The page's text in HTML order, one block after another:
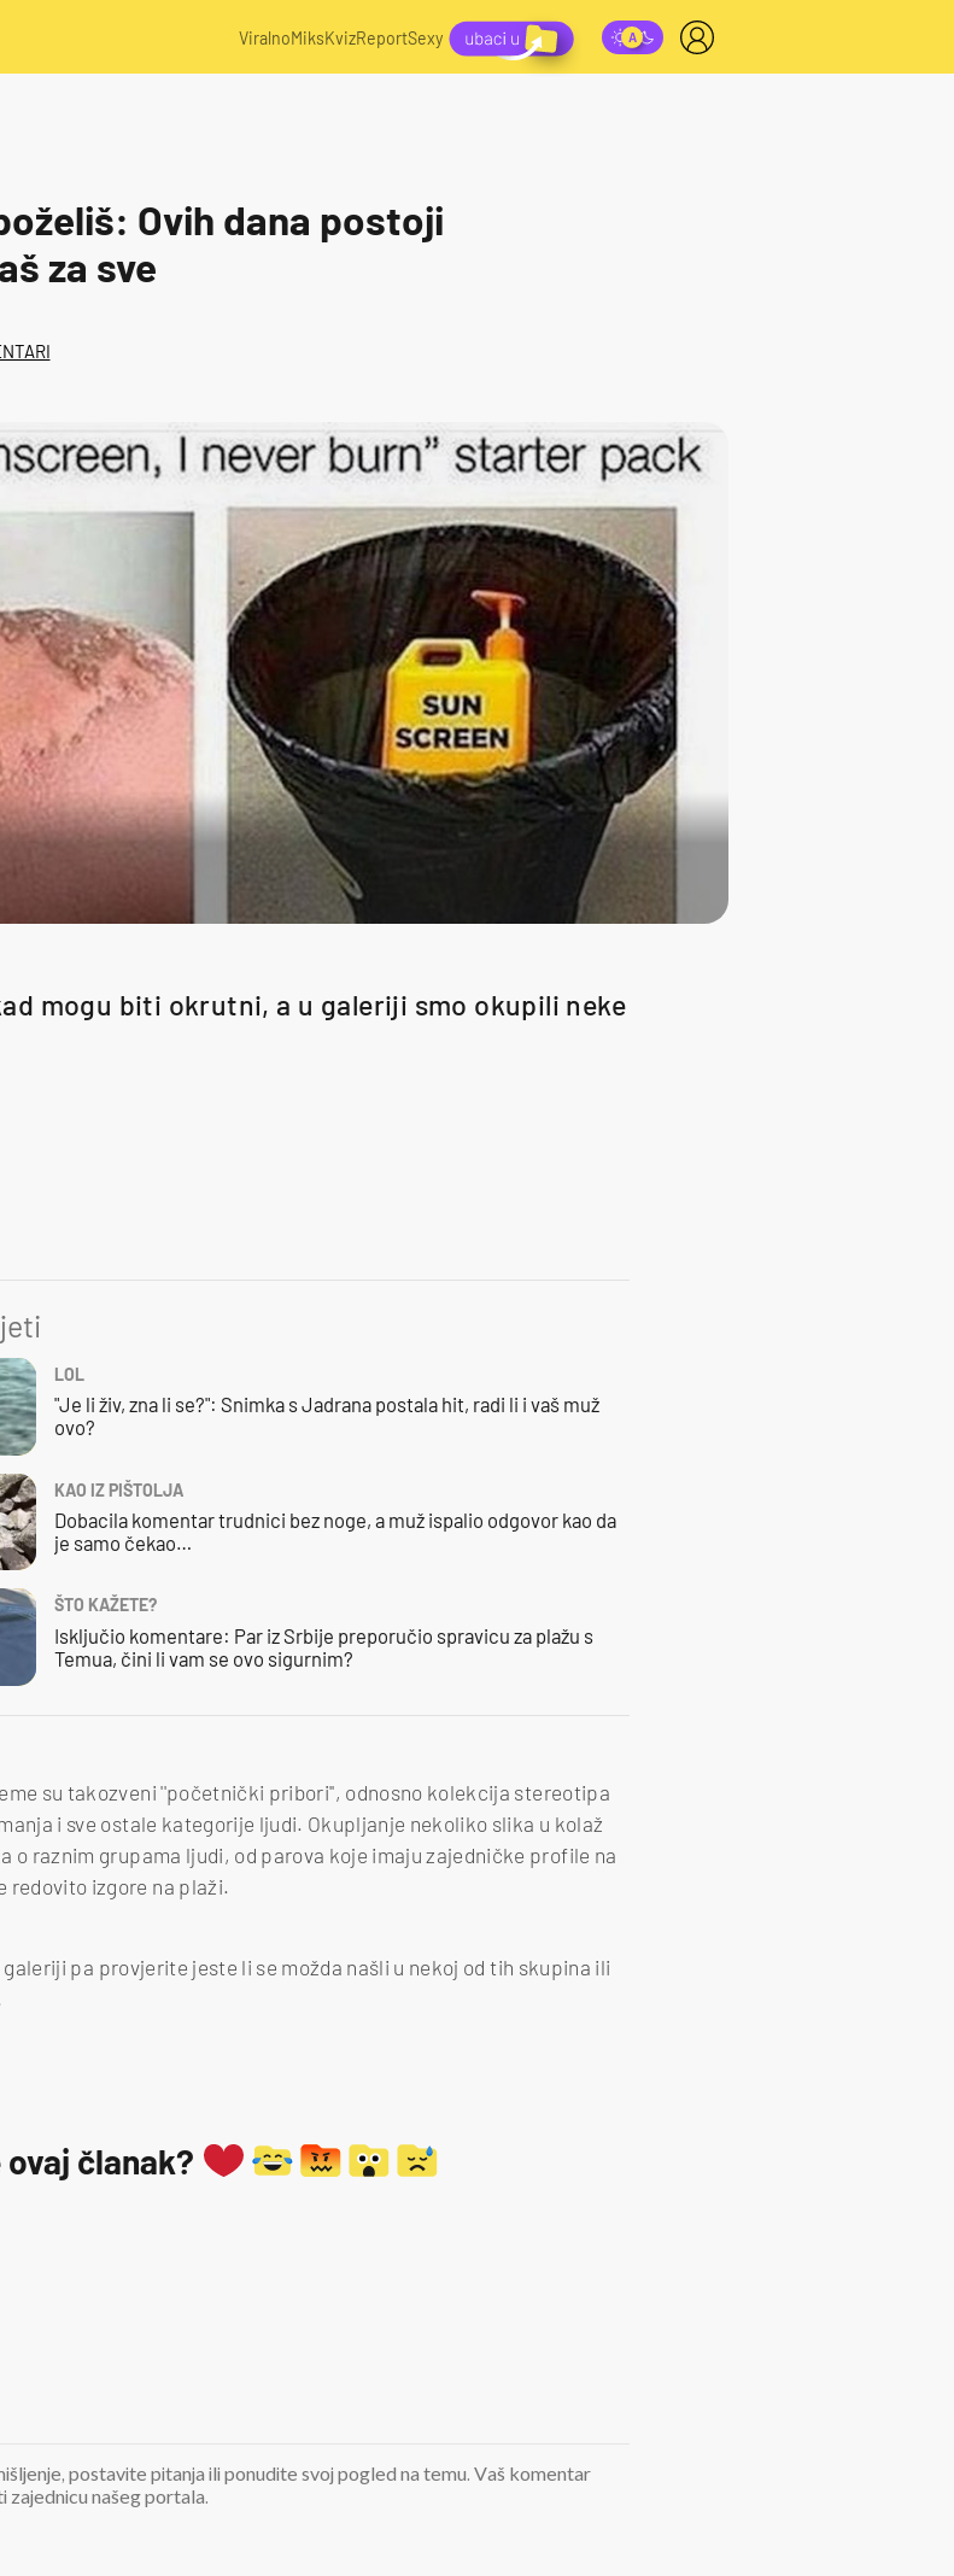
ViralnoMiksKvizReportSexy
Ovih dana postoji
za sve
mogu biti okrutni, a u galeriji smo okupili neke
LOL
"Je li živ, zna li se?": Snimka s Jadrana postala hit, radi li i vaš muž
ovo?
KAO IZ PIŠTOLJA
Dobacila komentar trudnici bez noge, a muž ispalio odgovor kao da
je samo čekao…
ŠTO KAŽETE?
Isključio komentare: Par iz Srbije preporučio spravicu za plažu s
Temua, čini li vam se ovo sigurnim?
su takozveni ''početnički pribori'', odnosno kolekcija stereotipa
i sve ostale kategorije ljudi. Okupljanje nekoliko slika u kolaž
o raznim grupama ljudi, od parova koje imaju zajedničke profile na
redovito izgore na plaži.
pa provjerite jeste li se možda našli u nekoj od tih skupina ili
članak?
postavite pitanja ili ponudite svoj pogled na temu. Vaš komentar
našeg portala.